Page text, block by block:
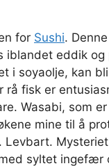
for Sushi.
iblandet eddik
i soyaolje, kan
fisk er
Wasabi, som
mine til å
syltet ingefær